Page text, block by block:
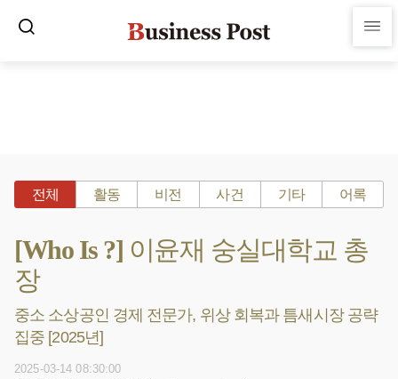
전체 활동 비전 사건 기타 어록
[Who Is ?] 이윤재 숭실대학교 총
장
중소 소상공인 경제 전문가, 위상 회복과 틈새시장 공략
집중 [2025년]
2025-03-14 08:30:00